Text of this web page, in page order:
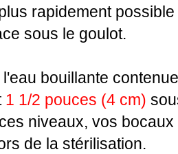
rapidement
sous le goulot.
bouillante
1 1/2 pouces (4 cm)
niveaux, vos
de la stérilisation.